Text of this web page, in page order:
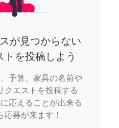
が見つからない
を投稿しよう
予算、家具の名前や
クエストを投稿する
応えることが出来る
応募が来ます！